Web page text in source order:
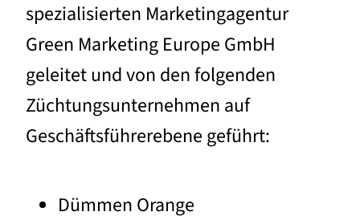
spezialisierten Marketingagentur
Green Marketing Europe GmbH
geleitet und von den folgenden
Züchtungsunternehmen auf
Geschäftsführerebene geführt:
Dümmen Orange